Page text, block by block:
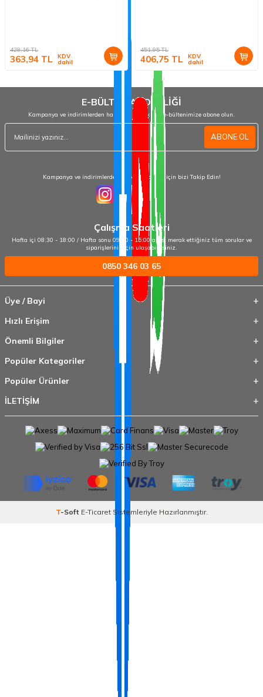
428,16TL
363,94 TL KDV
dahil
451,95TL
406,75 TL KDV
dahil
E-BÜLTEN ABONELİĞİ
Kampanya ve indirimlerden haberdar olmak için e-bültenimize abone olun.
ABONE OL
Kampanya ve indirimlerden haberdar olmak için bizi Takip Edin!
Çalışma Saatleri
Hafta içi 08:30 - 18:00 / Hafta sonu 09:00 - 15:00 arası merak ettiğiniz tüm sorular ve
siparişleriniz için ulaşabilirsiniz.
0850 346 03 65
Üye / Bayi
Hızlı Erişim
Önemli Bilgiler
Popüler Kategoriler
Popüler Ürünler
İLETİŞİM
T-Soft E-TicaretSistemleriyle Hazırlanmıştır.